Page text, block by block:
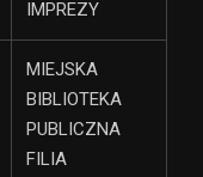
IMPREZY
MIEJSKA
BIBLIOTEKA
PUBLICZNA
FILIA